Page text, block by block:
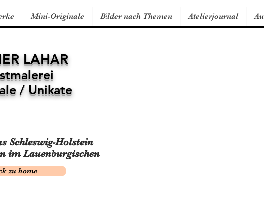
Mini-Originale Bilder nach Themen Atelierjournal
LAHAR
/ Unikate
Schleswig-Holstein
im Lauenburgischen
zu home